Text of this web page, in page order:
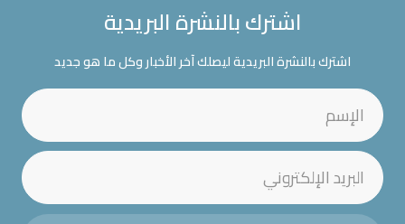
اشترك بالنشرة البريدية
اشترك بالنشرة البريدية ليصلك آخر الأخبار وكل ما هو جديد